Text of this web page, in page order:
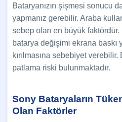
Bataryanızın şişmesi sonucu
yapmanız gerebilir. Araba
sebep olan en büyük
batarya değişimi ekrana baskı
kırılmasına sebebiyet
patlama riski bulunmaktadır.
Sony Bataryaların
Olan Faktörler